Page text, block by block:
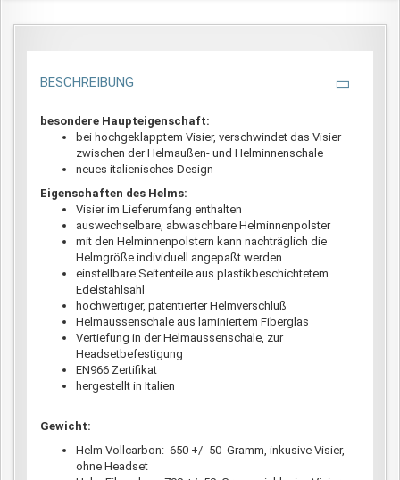
BESCHREIBUNG
besondere Haupteigenschaft:
bei hochgeklapptem Visier, verschwindet das Visier
zwischen der Helmaußen- und Helminnenschale
neues italienisches Design
Eigenschaften des Helms:
Visier im Lieferumfang enthalten
auswechselbare, abwaschbare Helminnenpolster
mit den Helminnenpolstern kann nachträglich die
Helmgröße individuell angepaßt werden
einstellbare Seitenteile aus plastikbeschichtetem
Edelstahlsahl
hochwertiger, patentierter Helmverschluß
Helmaussenschale aus laminiertem Fiberglas
Vertiefung in der Helmaussenschale, zur
Headsetbefestigung
EN966 Zertifikat
hergestellt in Italien
Gewicht:
Helm Vollcarbon: 650 +/- 50 Gramm, inkusive Visier,
ohne Headset